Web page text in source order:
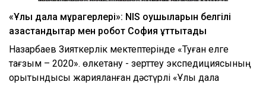
«Ұлы дала мұрагерлері»: NIS оқушыларын белгілі
қазақстандықтар мен робот София құттықтады
Назарбаев Зияткерлік мектептерінде «Туған елге
тағзым – 2020». өлкетану - зерттеу экспедициясының
қорытындысы жарияланған дәстүрлі «Ұлы дала